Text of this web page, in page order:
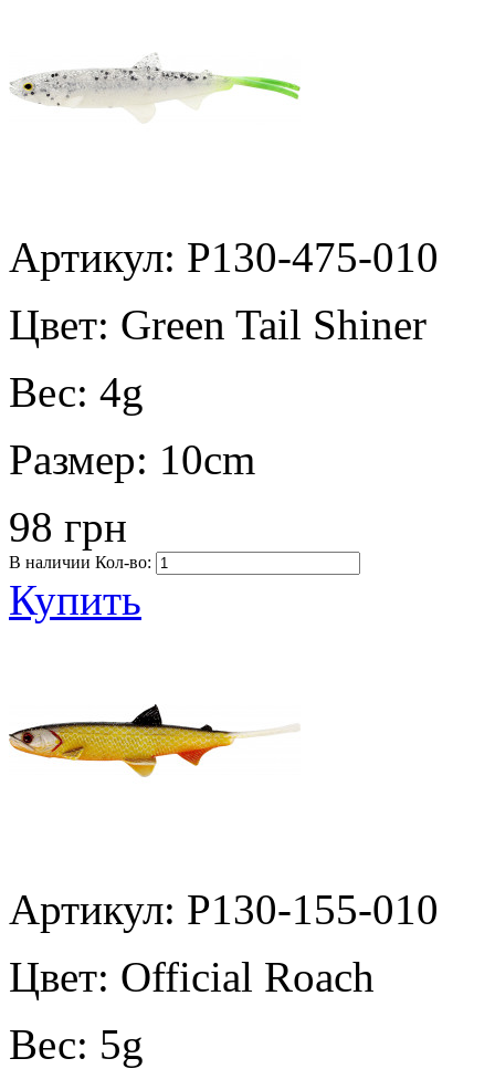
Артикул: P130-475-010
Цвет: Green Tail Shiner
Вес: 4g
Размер: 10cm
98 грн
В наличии Кол-во:
Купить
Артикул: P130-155-010
Цвет: Official Roach
Вес: 5g